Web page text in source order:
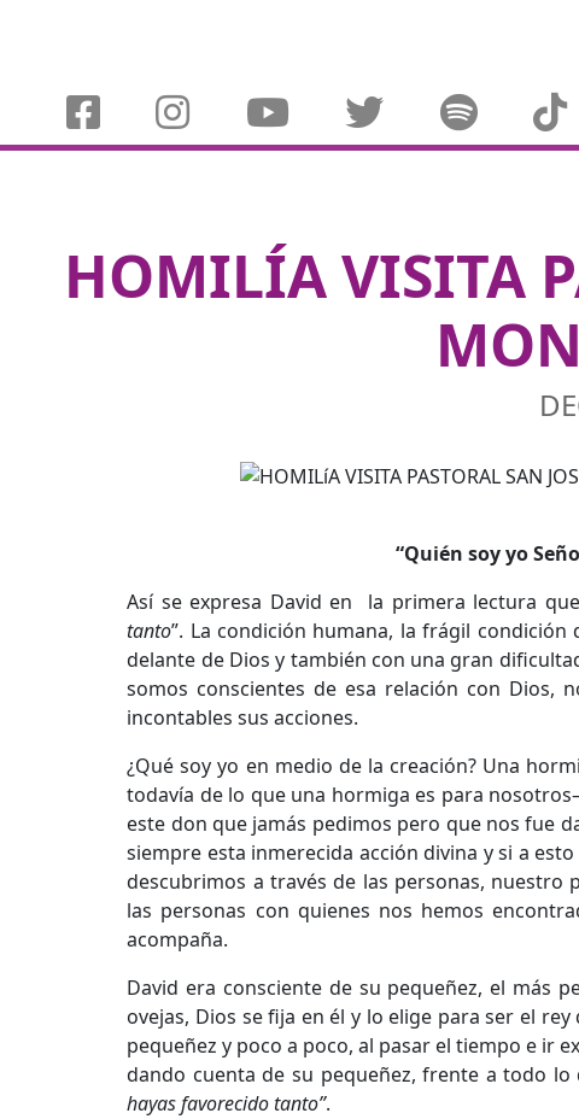
HOMILÍA VISITA
“Quién soy yo
Así se expresa David en la primera lectura
tanto”. La condición humana, la frágil
delante de Dios y también con una gran
somos conscientes de esa relación con Dios,
incontables sus acciones.
¿Qué soy yo en medio de la creación? Una
todavía de lo que una hormiga es para
este don que jamás pedimos pero que nos fue
siempre esta inmerecida acción divina y si a
descubrimos a través de las personas, nuestro
las personas con quienes nos hemos
acompaña.
David era consciente de su pequeñez, el más
ovejas, Dios se fija en él y lo elige para ser el
pequeñez y poco a poco, al pasar el tiempo e ir
dando cuenta de su pequeñez, frente a todo lo
hayas favorecido tanto”.